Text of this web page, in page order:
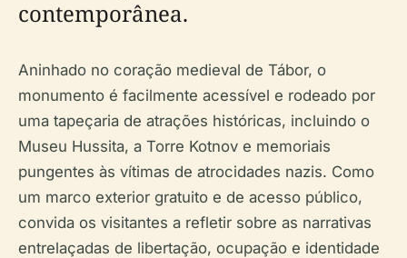
contemporânea.
Aninhado no coração medieval de Tábor, o
monumento é facilmente acessível e rodeado por
uma tapeçaria de atrações históricas, incluindo o
Museu Hussita, a Torre Kotnov e memoriais
pungentes às vítimas de atrocidades nazis. Como
um marco exterior gratuito e de acesso público,
convida os visitantes a refletir sobre as narrativas
entrelaçadas de libertação, ocupação e identidade